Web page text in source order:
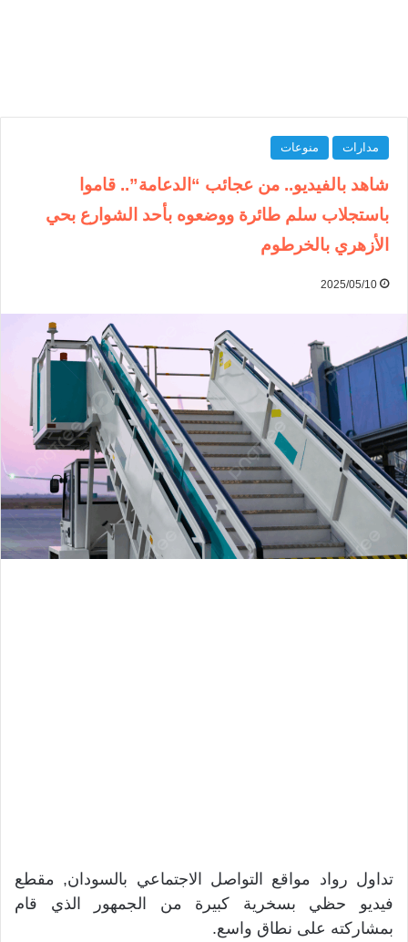
مدارات منوعات
شاهد بالفيديو.. من عجائب “الدعامة”.. قاموا
باستجلاب سلم طائرة ووضعوه بأحد الشوارع بحي
الأزهري بالخرطوم
2025/05/10
تداول رواد مواقع التواصل الاجتماعي بالسودان, مقطع
فيديو حظي بسخرية كبيرة من الجمهور الذي قام
بمشاركته على نطاق واسع.